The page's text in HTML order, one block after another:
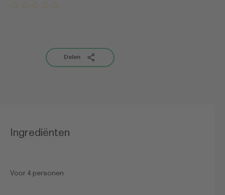
Delen
Ingrediënten
Voor 4 personen